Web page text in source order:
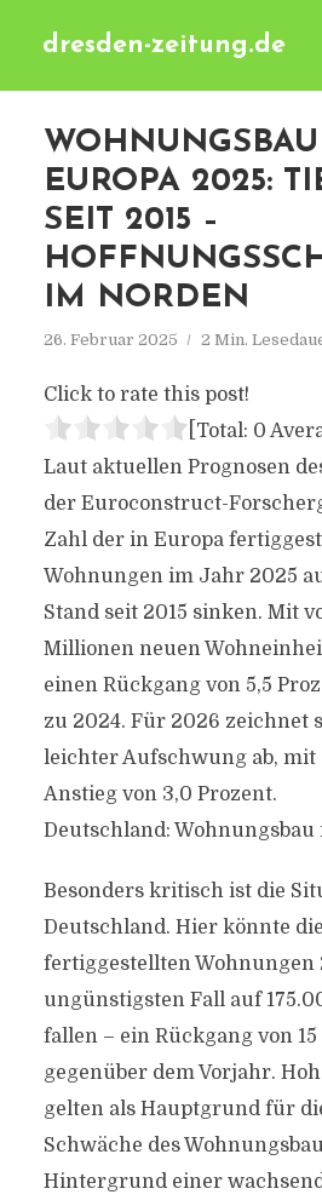
dresden-zeitung.de
EUROPA 2025:
SEIT 2015 –
IM NORDEN
26. Februar 2025 2 Min.
Click to rate this post!
[Total: 0
Laut aktuellen Prognosen
der Euroconstruct-
Zahl der in Europa
Wohnungen im Jahr 2025
Stand seit 2015 sinken. Mit
Millionen neuen
einen Rückgang von 5,5
zu 2024. Für 2026 zeichnet
leichter Aufschwung ab,
Anstieg von 3,0 Prozent.
Deutschland: Wohnungsbau
Besonders kritisch ist die
Deutschland. Hier könnte
fertiggestellten Wohnungen
ungünstigsten Fall auf
fallen – ein Rückgang von
gegenüber dem Vorjahr.
gelten als Hauptgrund für
Schwäche des
Hintergrund einer